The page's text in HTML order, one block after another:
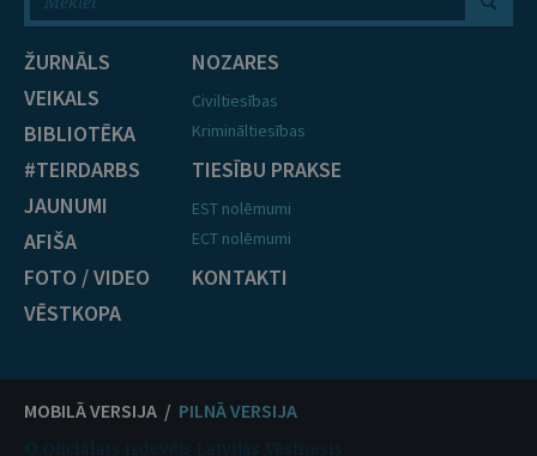
ŽURNĀLS
VEIKALS
BIBLIOTĒKA
#TEIRDARBS
JAUNUMI
AFIŠA
FOTO / VIDEO
VĒSTKOPA
NOZARES
Civiltiesības
Krimināltiesības
TIESĪBU PRAKSE
EST nolēmumi
ECT nolēmumi
KONTAKTI
MOBILĀ VERSIJA / PILNĀ VERSIJA
© Oficiālais izdevējs Latvijas Vēstnesis